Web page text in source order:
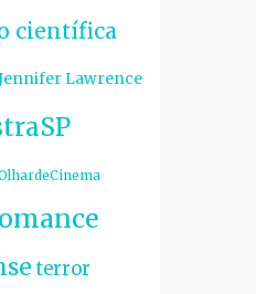
científica
Lawrence
terror